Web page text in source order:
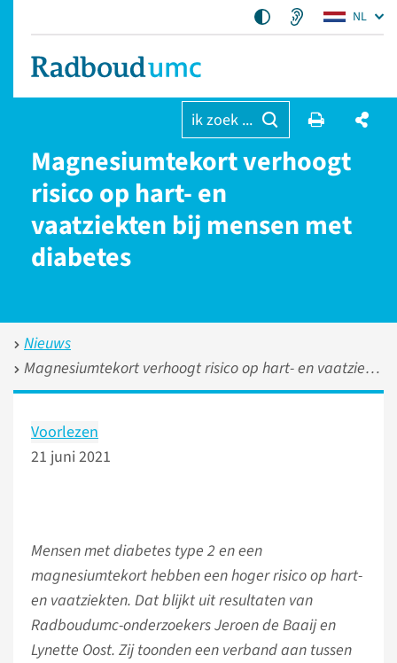
NL
ik zoek ...
Magnesiumtekort verhoogt
risico op hart- en
vaatziekten bij mensen met
diabetes
Nieuws
Magnesiumtekort verhoogt risico op hart- en vaatziekten bij mensen met diabetes
Voorlezen
21 juni 2021
Mensen met diabetes type 2 en een
magnesiumtekort hebben een hoger risico op hart-
en vaatziekten. Dat blijkt uit resultaten van
Radboudumc-onderzoekers Jeroen de Baaij en
Lynette Oost. Zij toonden een verband aan tussen